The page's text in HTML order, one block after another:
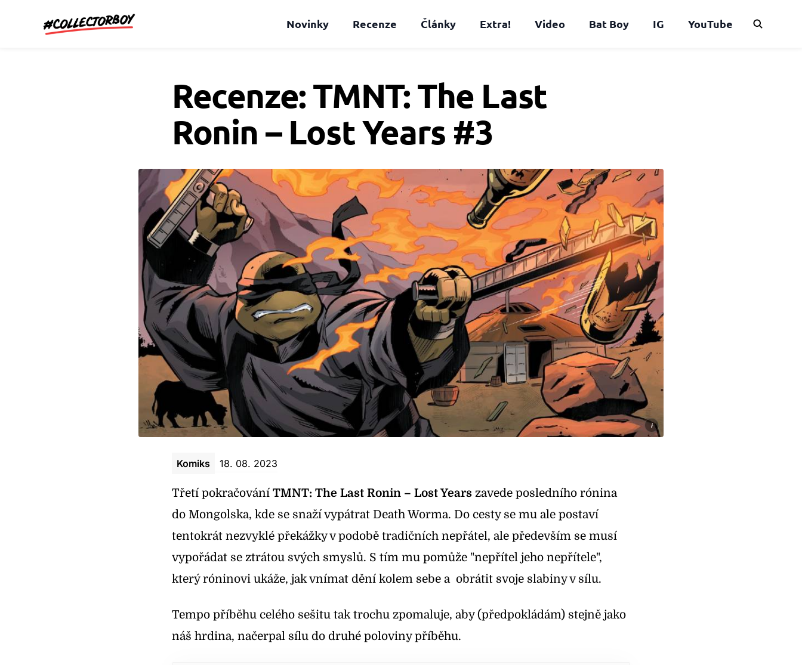
Novinky Recenze Články Extra! Video Bat Boy IG YouTube
Recenze: TMNT: The Last
Ronin – Lost Years #3
i
Komiks 18. 08. 2023
Třetí pokračování TMNT: The Last Ronin – Lost Years zavede posledního rónina
do Mongolska, kde se snaží vypátrat Death Worma. Do cesty se mu ale postaví
tentokrát nezvyklé překážky v podobě tradičních nepřátel, ale především se musí
vypořádat se ztrátou svých smyslů. S tím mu pomůže "nepřítel jeho nepřítele",
který róninovi ukáže, jak vnímat dění kolem sebe a obrátit svoje slabiny v sílu.
Tempo příběhu celého sešitu tak trochu zpomaluje, aby (předpokládám) stejně jako
náš hrdina, načerpal sílu do druhé poloviny příběhu.